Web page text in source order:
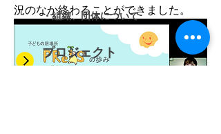
況のなか終わることができました。
・組織、団体について
プロジェクト